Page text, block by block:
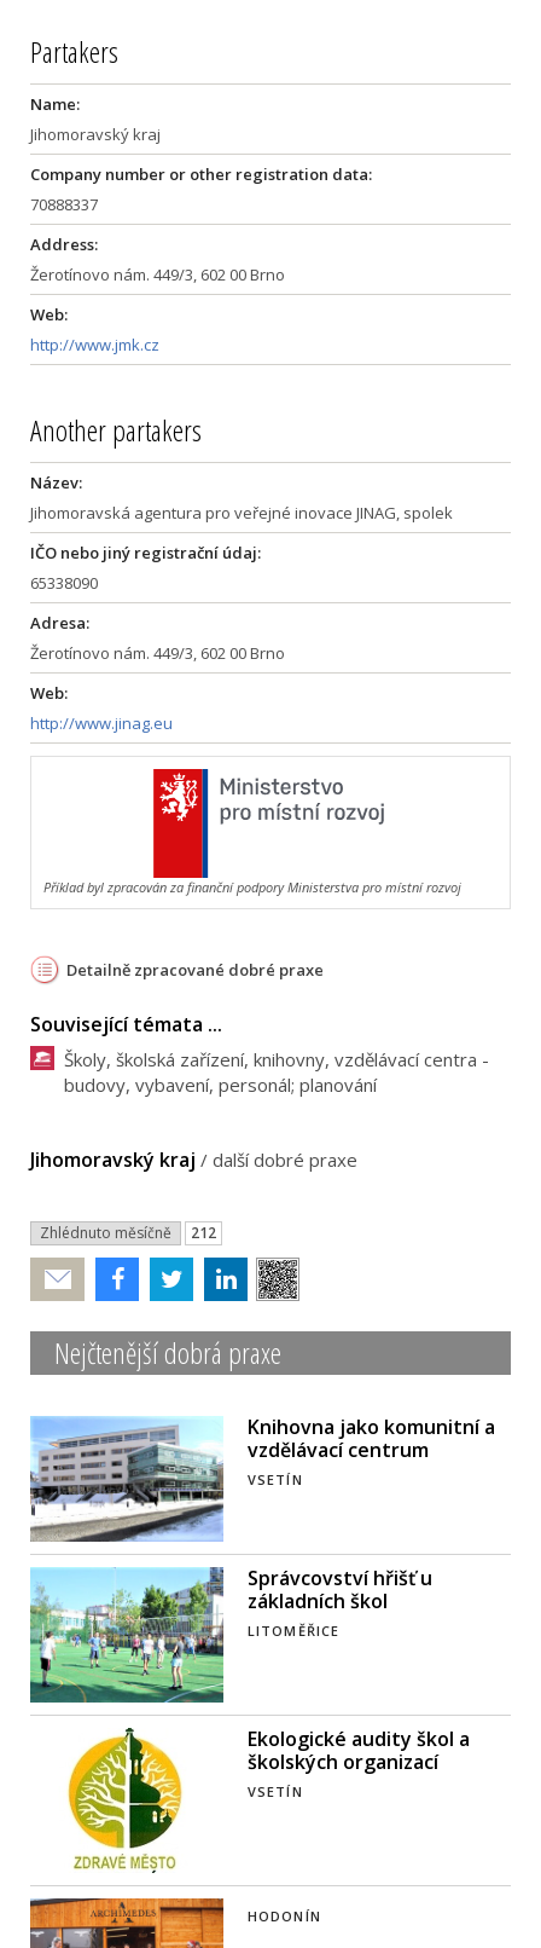
Partakers
Name:
Jihomoravský kraj
Company number or other registration data:
70888337
Address:
Žerotínovo nám. 449/3, 602 00 Brno
Web:
http://www.jmk.cz
Another partakers
Název:
Jihomoravská agentura pro veřejné inovace JINAG, spolek
IČO nebo jiný registrační údaj:
65338090
Adresa:
Žerotínovo nám. 449/3, 602 00 Brno
Web:
http://www.jinag.eu
Příklad byl zpracován za finanční podpory Ministerstva pro místní rozvoj
Detailně zpracované dobré praxe
Související témata ...
Školy, školská zařízení, knihovny, vzdělávací centra -
budovy, vybavení, personál; planování
Jihomoravský kraj / další dobré praxe
Zhlédnuto měsíčně 212
Poslat
Nejčtenější dobrá praxe
Knihovna jako komunitní a
vzdělávací centrum
VSETÍN
Správcovství hřišť u
základních škol
LITOMĚŘICE
Ekologické audity škol a
školských organizací
VSETÍN
HODONÍN